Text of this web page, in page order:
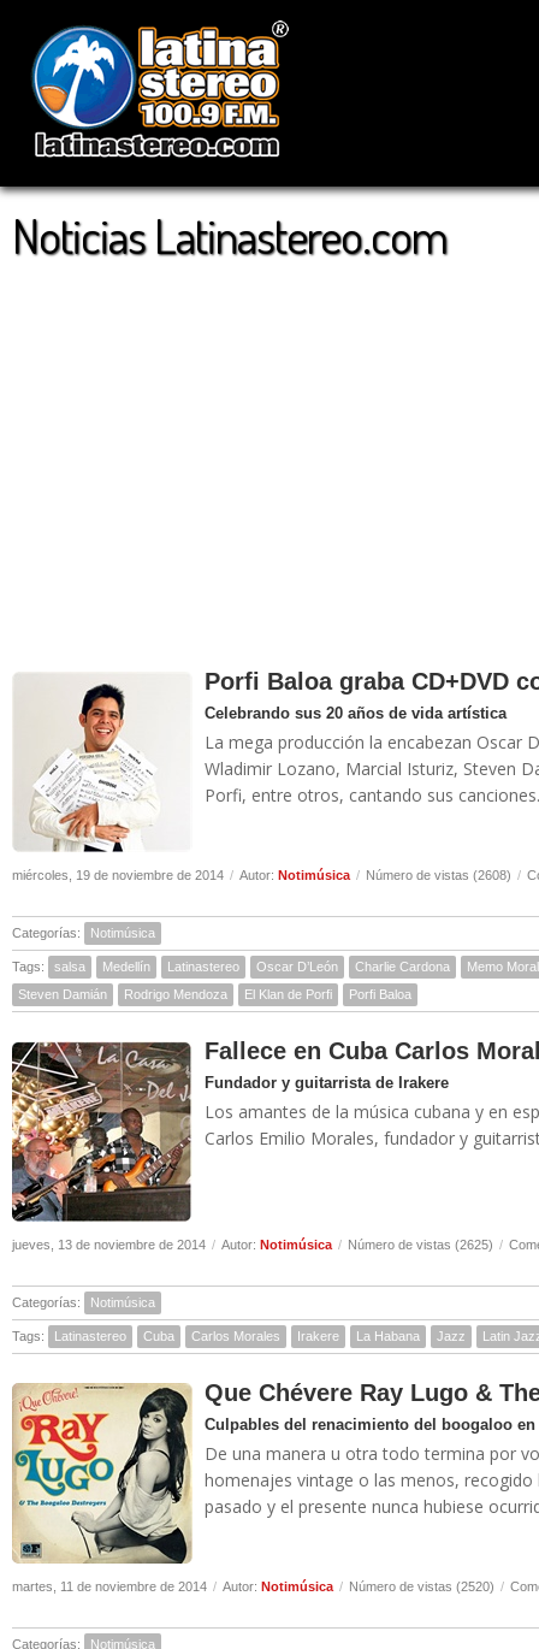
Noticias Latinastereo.com
Porfi Baloa graba CD+DVD
Celebrando sus 20 años de vida artística
La mega producción la encabezan Oscar
Wladimir Lozano, Marcial Isturiz, Steven
Porfi, entre otros, cantando sus
miércoles, 19 de noviembre de 2014 / Autor: Notimúsica / Número de vistas (2608) /
Categorías: Notimúsica
Tags: salsa Medellín Latinastereo Oscar D’León Charlie Cardona
Memo
Steven Damián
Rodrigo Mendoza El Klan de Porfi Porfi Baloa
Fallece en Cuba Carlos
Fundador y guitarrista de Irakere
Los amantes de la música cubana y en
Carlos Emilio Morales, fundador y
jueves, 13 de noviembre de 2014 / Autor: Notimúsica / Número de vistas (2625) /
Categorías: Notimúsica
Tags: Latinastereo Cuba Carlos Morales Irakere La Habana Jazz Latin
Que Chévere Ray Lugo &
Culpables del renacimiento del boogaloo en
De una manera u otra todo termina por
homenajes vintage o las menos,
pasado y el presente nunca hubiese
martes, 11 de noviembre de 2014 / Autor: Notimúsica / Número de vistas (2520) /
Categorías: Notimúsica